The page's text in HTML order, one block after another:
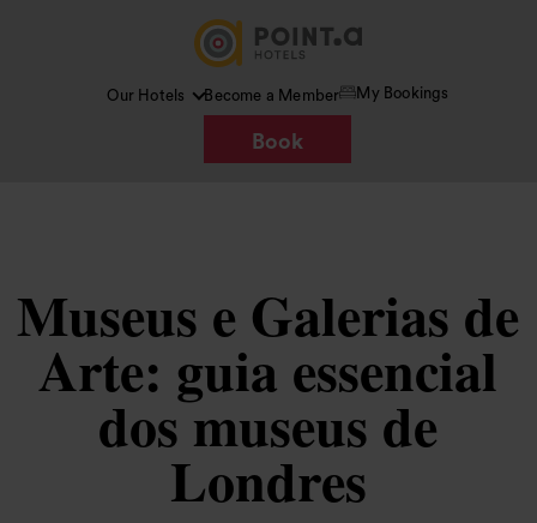
Our Hotels Become a Member My Bookings
Book
Museus e Galerias de
Arte: guia essencial
dos museus de
Londres